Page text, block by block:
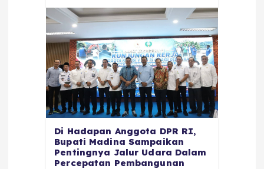
Di Hadapan Anggota DPR RI,
Bupati Madina Sampaikan
Pentingnya Jalur Udara Dalam
Percepatan Pembangunan